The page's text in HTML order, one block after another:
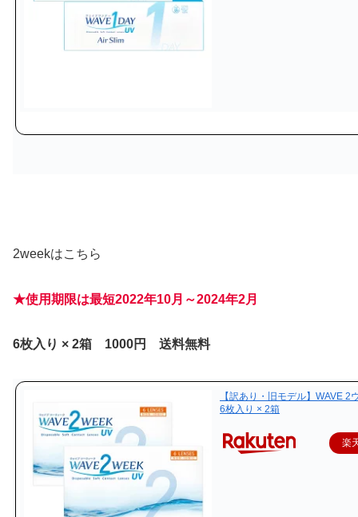
2weekはこちら
★使用期限は最短2022年10月～2024年2月
6枚入り × 2箱 1000円 送料無料
【訳あり・旧モデル】WAVE 2
6枚入り × 2箱
楽